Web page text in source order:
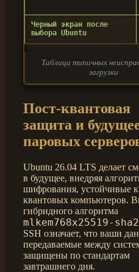
Черный экран после
выбора Ubuntu
Таблица типичных
загрузки
Пост-квантовая
защита и
паровых
Ubuntu 26.04 LTS делает
в будущее, внедряя
шифрования, устойчивые к
квантовых компьютеров.
гибридного алгоритма
mlkem768x25519-
SSH означает, что ваши
передаваемые между
защищены по стандартам
завтрашнего дня.